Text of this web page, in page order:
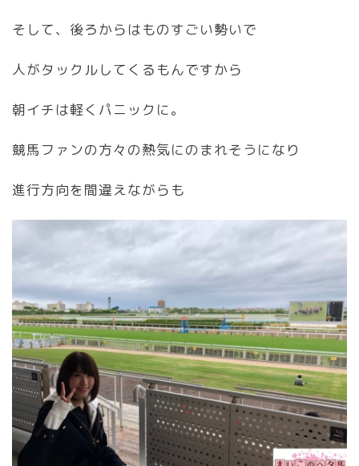
そして、後ろからはものすごい勢いで
人がタックルしてくるもんですから
朝イチは軽くパニックに。
競馬ファンの方々の熱気にのまれそうになり
進行方向を間違えながらも